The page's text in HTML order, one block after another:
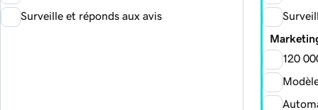
Surveille et réponds aux avis
120